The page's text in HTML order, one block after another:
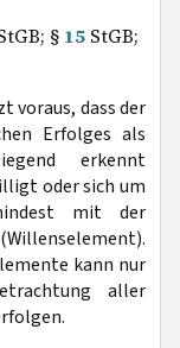
§ 15 StGB;
voraus, dass der
Erfolges als
erkennt
oder sich um
mit der
kann nur
aller